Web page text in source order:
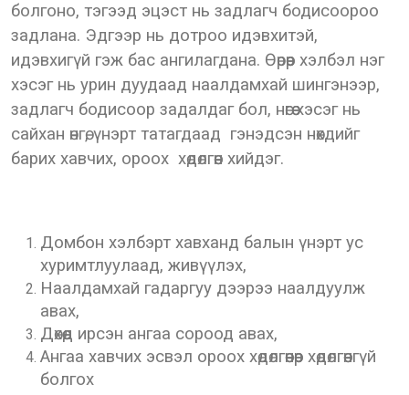
болгоно, тэгээд эцэст нь задлагч бодисоороо
задлана. Эдгээр нь дотроо идэвхитэй,
идэвхигүй гэж бас ангилагдана. Өөрөөр хэлбэл нэг
хэсэг нь урин дуудаад наалдамхай шингэнээр,
задлагч бодисоор задалдаг бол, нөгөө хэсэг нь
сайхан өнгө, үнэрт татагдаад гэнэдсэн нөхдийг
барих хавчих, ороох хөдөлгөөн хийдэг.
Домбон хэлбэрт хавханд балын үнэрт ус
хуримтлуулаад, живүүлэх,
Наалдамхай гадаргуу дээрээ наалдуулж
авах,
Дөхөөд ирсэн ангаа сороод авах,
Ангаа хавчих эсвэл ороох хөдөлгөөнөөр хөдөлгөөнгүй
болгох